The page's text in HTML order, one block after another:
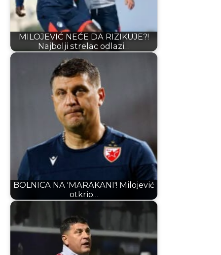
MILOJEVIĆ NEĆE DA RIZIKUJE?!
Najbolji strelac odlazi…
BOLNICA NA 'MARAKANI'! Milojević
otkrio…